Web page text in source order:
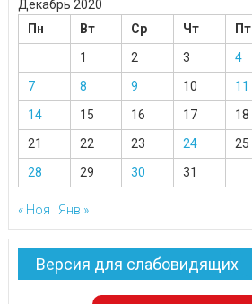
Декабрь 2020
Пн
Вт Ср Чт Пт
1
2 3 4
7
8 9 10 11
14
15 16 17 18
21
22 23 24 25
28
29 30 31
« Ноя Янв »
Версия для слабовидящих